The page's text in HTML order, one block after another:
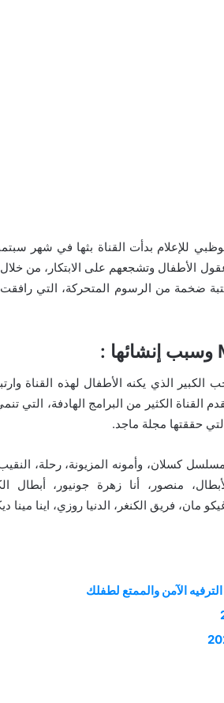
الأطفال وتشجعهم على الابتكار، من
ضخمة من الرسوم المتحركة، التي
الكبير الذي يكنه الأطفال لهذه القناة
القناة الكثير من البرامج الهادفة، التي
حققتها مجلة ماجد.
كسلان، وأمونه المزيونة، رحلة،
منصور، أنا زهرة جونيور، أبطال
فريق الكنغر، الدنيا روزي، اينا مينا